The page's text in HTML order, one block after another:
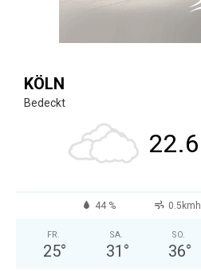
KÖLN
Bedeckt
22.6
44 % 0.5kmh
FR.
25°
SA.
31 °
SO.
36°